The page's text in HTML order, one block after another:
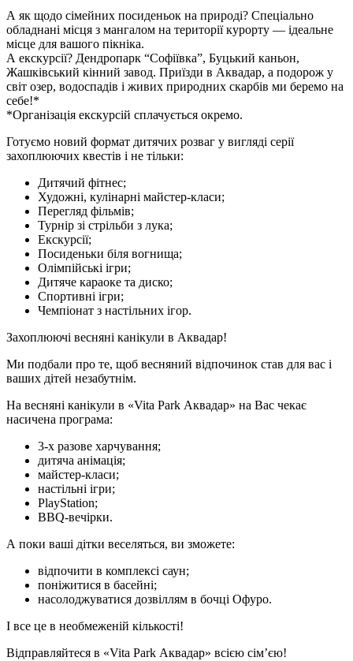
А як щодо сімейних посиденьок на природі? Спеціально
обладнані місця з мангалом на території курорту — ідеальне
місце для вашого пікніка.
А екскурсії? Дендропарк “Софіївка”, Буцький каньон,
Жашківський кінний завод. Приїзди в Аквадар, а подорож у
світ озер, водоспадів і живих природних скарбів ми беремо на
себе!*
*Організація екскурсій сплачується окремо.
Готуємо новий формат дитячих розваг у вигляді серії
захоплюючих квестів і не тільки:
Дитячий фітнес;
Художні, кулінарні майстер-класи;
Перегляд фільмів;
Турнір зі стрільби з лука;
Екскурсії;
Посиденьки біля вогнища;
Олімпійські ігри;
Дитяче караоке та диско;
Спортивні ігри;
Чемпіонат з настільних ігор.
Захоплюючі весняні канікули в Аквадар!
Ми подбали про те, щоб весняний відпочинок став для вас і
ваших дітей незабутнім.
На весняні канікули в «Vita Park Аквадар» на Вас чекає
насичена програма:
3-х разове харчування;
дитяча анімація;
майстер-класи;
настільні ігри;
PlayStation;
BBQ-вечірки.
А поки ваші дітки веселяться, ви зможете:
відпочити в комплексі саун;
поніжитися в басейні;
насолоджуватися дозвіллям в бочці Офуро.
І все це в необмеженій кількості!
Відправляйтеся в «Vita Park Аквадар» всією сім’єю!